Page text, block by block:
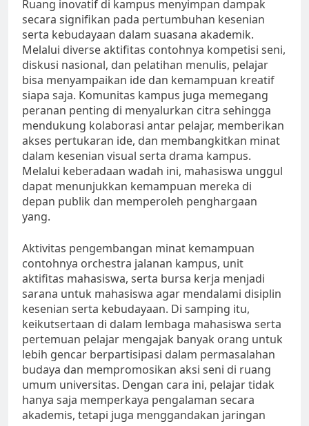
Ruang inovatif di kampus menyimpan dampak
secara signifikan pada pertumbuhan kesenian
serta kebudayaan dalam suasana akademik.
Melalui diverse aktifitas contohnya kompetisi seni,
diskusi nasional, dan pelatihan menulis, pelajar
bisa menyampaikan ide dan kemampuan kreatif
siapa saja. Komunitas kampus juga memegang
peranan penting di menyalurkan citra sehingga
mendukung kolaborasi antar pelajar, memberikan
akses pertukaran ide, dan membangkitkan minat
dalam kesenian visual serta drama kampus.
Melalui keberadaan wadah ini, mahasiswa unggul
dapat menunjukkan kemampuan mereka di
depan publik dan memperoleh penghargaan
yang.
Aktivitas pengembangan minat kemampuan
contohnya orchestra jalanan kampus, unit
aktifitas mahasiswa, serta bursa kerja menjadi
sarana untuk mahasiswa agar mendalami disiplin
kesenian serta kebudayaan. Di samping itu,
keikutsertaan di dalam lembaga mahasiswa serta
pertemuan pelajar mengajak banyak orang untuk
lebih gencar berpartisipasi dalam permasalahan
budaya dan mempromosikan aksi seni di ruang
umum universitas. Dengan cara ini, pelajar tidak
hanya saja memperkaya pengalaman secara
akademis, tetapi juga menggandakan jaringan